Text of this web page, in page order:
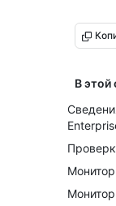
В этой